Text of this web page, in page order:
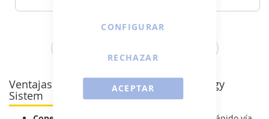
ACEPTAR
CONFIGURAR
RECHAZAR
Ventajas de los altavoces portátiles Energy
Sistem